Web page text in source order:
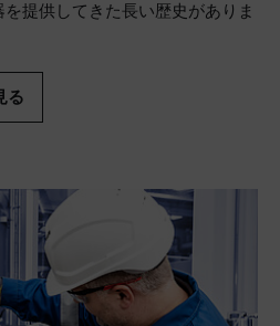
提供してきた長い歴史がありま
る